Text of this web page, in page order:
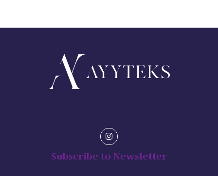
Subscribe to Newsletter